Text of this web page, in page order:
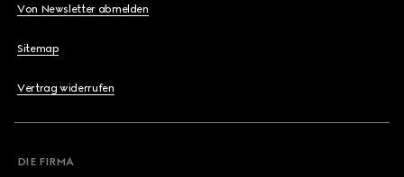
Von Newsletter abmelden
Sitemap
Vertrag widerrufen
DIE FIRMA